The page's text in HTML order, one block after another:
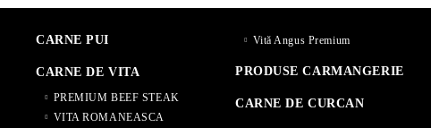
CARNE PUI
CARNE DE VITA
PREMIUM BEEF STEAK
VITA ROMANEASCA
Vită Angus Premium
PRODUSE CARMANGERIE
CARNE DE CURCAN